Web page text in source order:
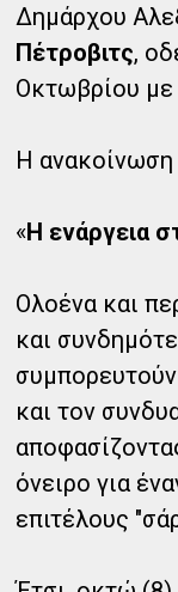
Δημάρχου
Πέτροβιτς,
Οκτωβρίου με
Η ανακοίνωση
«Η ενάργεια
Ολοένα και
και
και τον
όνειρο για
επιτέλους